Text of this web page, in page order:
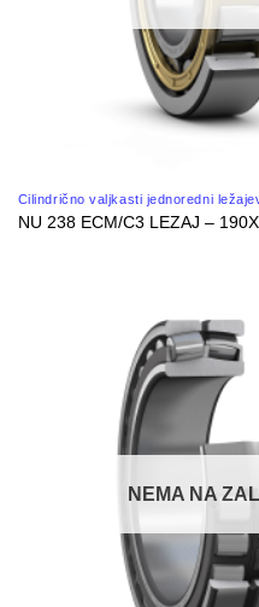
Cilindrično valjkasti jednoredni
NU 238 ECM/C3 LEZAJ –
NEMA NA